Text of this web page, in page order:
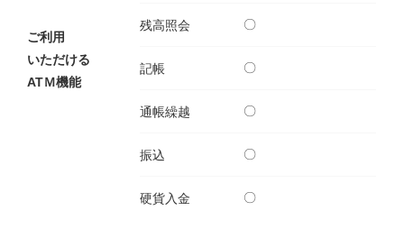
（電子債権をご利用のお客さま向け）
ご利用
いただける
ATＭ機能
残高照会 〇
記帳 〇
通帳繰越 〇
振込 〇
硬貨入金 〇